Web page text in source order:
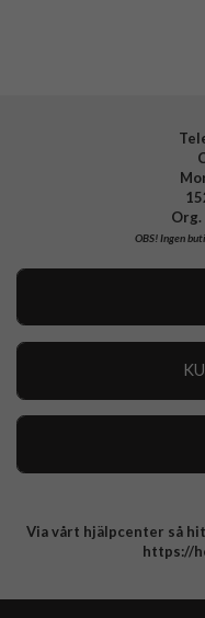
OBS!Ingen
Integritetspolicy
Via vårt hjälpcenter så
https://